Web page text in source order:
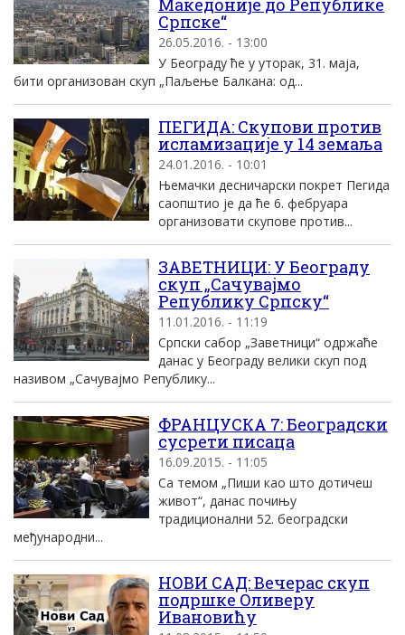
Македоније до Републике
Српске“
26.05.2016. - 13:00
У Београду ће у уторак, 31. маја,
бити организован скуп „Паљење Балкана: од...
ПЕГИДА: Скупови против
исламизације у 14 земаља
24.01.2016. - 10:01
Њемачки десничарски покрет Пегида
саопштио је да ће 6. фебруара
организовати скупове против...
ЗАВЕТНИЦИ: У Београду
скуп „Сачувајмо
Републику Српску“
11.01.2016. - 11:19
Српски сабор „Заветници“ одржаће
данас у Београду велики скуп под
називом „Сачувајмо Републику...
ФРАНЦУСКА 7: Београдски
сусрети писаца
16.09.2015. - 11:05
Са темом „Пиши као што дотичеш
живот“, данас почињу
традиционални 52. београдски
међународни...
НОВИ САД: Вечерас скуп
подршке Оливеру
Ивановићу